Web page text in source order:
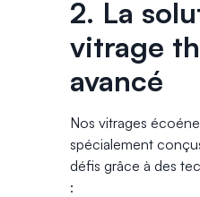
2. La
vitrage
avancé
Nos vitrages
spécialement
défis grâce à des
: